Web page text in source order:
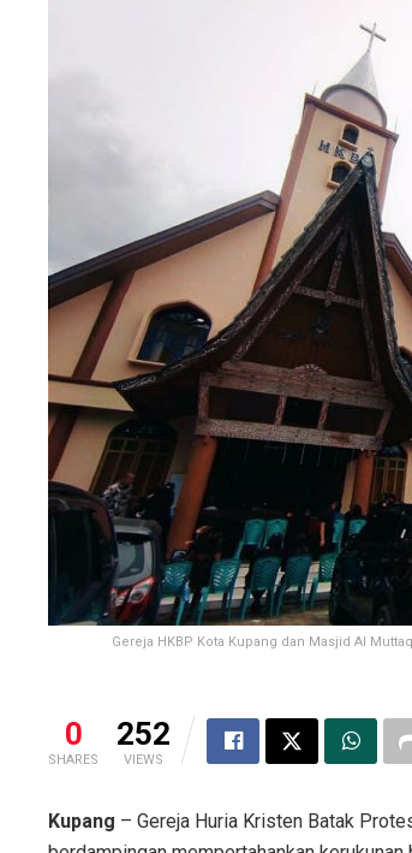
Gereja HKBP Kota Kupang dan Masjid Al
0
SHARES
252
VIEWS
Kupang – Gereja Huria Kristen Batak